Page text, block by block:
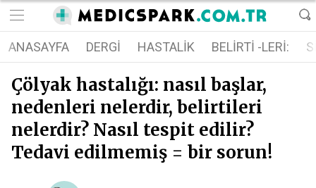
ANASAYFA DERGI HASTALIK BELIRTI -LERI:
Çölyak hastalığı: nasıl başlar,
nedenleri nelerdir, belirtileri
nelerdir? Nasıl tespit edilir?
Tedavi edilmemiş = bir sorun!